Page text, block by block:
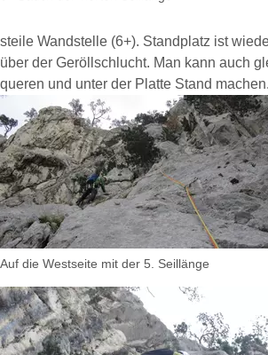
steile Wandstelle (6+). Standplatz ist
über der Geröllschlucht. Man kann auch
queren und unter der Platte Stand machen.
Auf die Westseite mit der 5. Seillänge